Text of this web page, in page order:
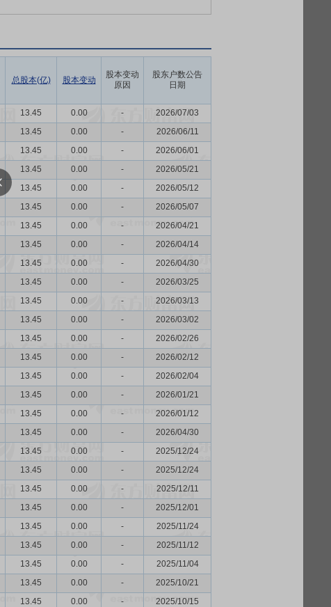
总股本(亿) 股本变动
股本变动
原因
股东户数公告
日期
13.45 0.00 -
2026/07/03
13.45 0.00 -
2026/06/11
13.45 0.00 -
2026/06/01
13.45 0.00 -
2026/05/21
13.45 0.00 -
2026/05/12
13.45 0.00 -
2026/05/07
13.45 0.00 -
2026/04/21
13.45 0.00 -
2026/04/14
13.45 0.00 -
2026/04/30
13.45 0.00 -
2026/03/25
13.45 0.00 -
2026/03/13
13.45 0.00 -
2026/03/02
13.45 0.00 -
2026/02/26
13.45 0.00 -
2026/02/12
13.45 0.00 -
2026/02/04
13.45 0.00 -
2026/01/21
13.45 0.00 -
2026/01/12
13.45 0.00 -
2026/04/30
13.45 0.00 -
2025/12/24
13.45 0.00 -
2025/12/24
13.45 0.00 -
2025/12/11
13.45 0.00 -
2025/12/01
13.45 0.00 -
2025/11/24
13.45 0.00 -
2025/11/12
13.45 0.00 -
2025/11/04
13.45 0.00 -
2025/10/21
13.45 0.00 -
2025/10/15